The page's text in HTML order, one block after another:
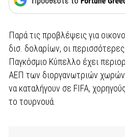
Παρά τις προβλέψεις για
δισ. δολαρίων, οι
Παγκόσμιο Κύπελλο έχει
ΑΕΠ των διοργανωτριών
να καταλήγουν σε FIFA,
το τουρνουά.